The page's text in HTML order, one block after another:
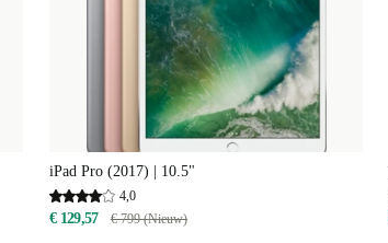
iPad Pro (2017) | 10.5"
4,0
€ 129,57 € 799 (Nieuw)